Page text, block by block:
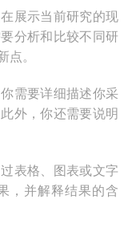
展示当前研究的现
分析和比较不同研
点。
需要详细描述你采
外，你还需要说明
表格、图表或文字
，并解释结果的含